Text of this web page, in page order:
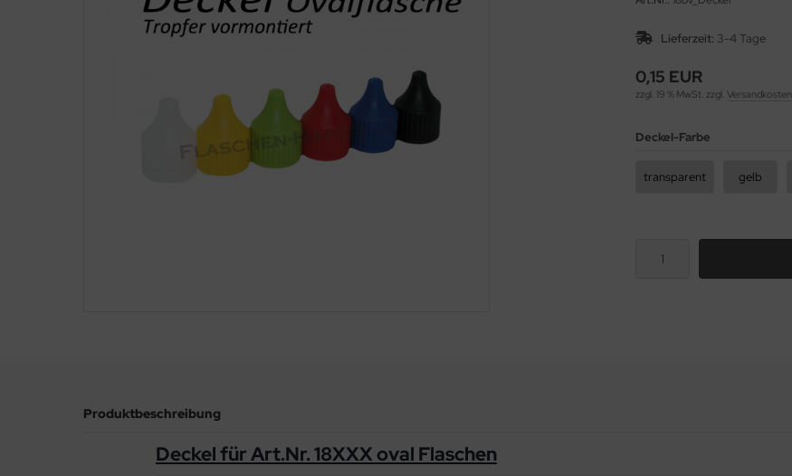
Lieferzeit: 3-4 Tage
0,15 EUR
zzgl. 19 % MwSt. zzgl. Versandkosten
Deckel-Farbe
transparent gelb
Produktbeschreibung
Deckel für Art.Nr. 18XXX oval Flaschen